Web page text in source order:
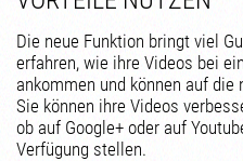
Die neue Funktion bringt viel
erfahren, wie ihre Videos bei
ankommen und können auf die
Sie können ihre Videos
ob auf Google+ oder auf
Verfügung stellen.